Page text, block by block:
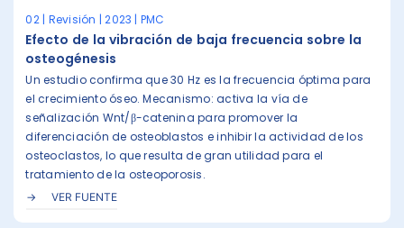
02 | Revisión | 2023 | PMC
Efecto de la vibración de baja frecuencia sobre la
osteogénesis
Un estudio confirma que 30 Hz es la frecuencia óptima para
el crecimiento óseo. Mecanismo: activa la vía de
señalización Wnt/β-catenina para promover la
diferenciación de osteoblastos e inhibir la actividad de los
osteoclastos, lo que resulta de gran utilidad para el
tratamiento de la osteoporosis.
VER FUENTE